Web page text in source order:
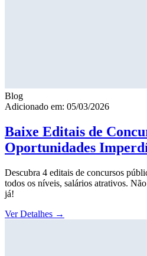
Blog
Adicionado em: 05/03/2026
Baixe Editais de
Oportunidades
Descubra 4 editais de concursos
todos os níveis, salários atrativos.
já!
Ver Detalhes →